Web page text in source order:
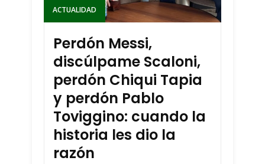
ACTUALIDAD
Perdón Messi,
discúlpame Scaloni,
perdón Chiqui Tapia
y perdón Pablo
Toviggino: cuando la
historia les dio la
razón